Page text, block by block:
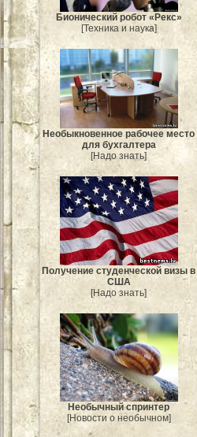
Бионический робот «Рекс»
[Техника и наука]
Необыкновенное рабочее место
для бухгалтера
[Надо знать]
Получение студенческой визы в
США
[Надо знать]
Необычный спринтер
[Новости о необычном]